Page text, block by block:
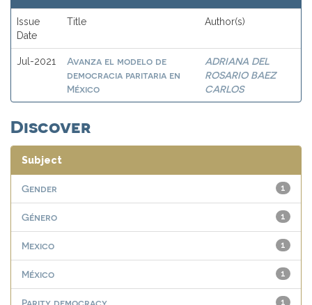
Issue
Date
Title Author(s)
Jul-2021
Avanza el modelo de
democracia paritaria en
México
ADRIANA DEL
ROSARIO BAEZ
CARLOS
Discover
Subject
1
Gender
1
Género
1
Mexico
1
México
1
Parity democracy